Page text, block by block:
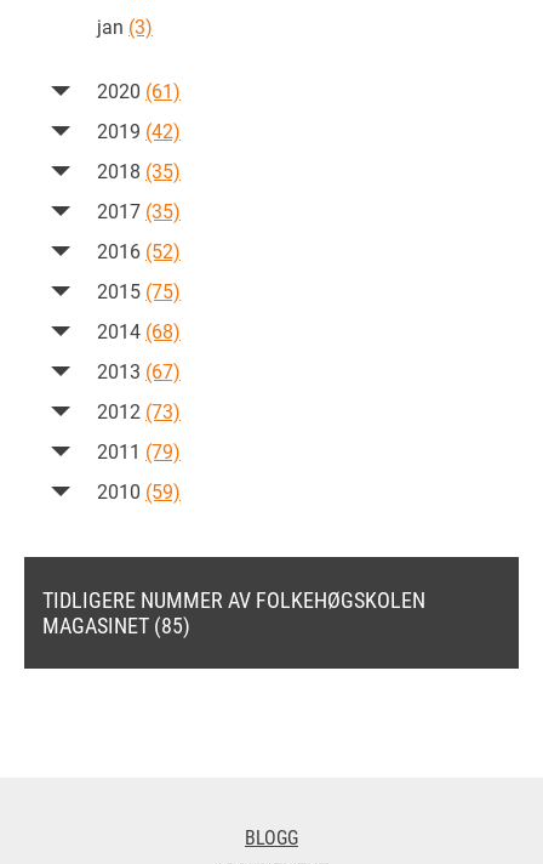
jan (3)
2020 (61)
2019 (42)
2018 (35)
2017 (35)
2016 (52)
2015 (75)
2014 (68)
2013 (67)
2012 (73)
2011 (79)
2010 (59)
TIDLIGERE NUMMER AV FOLKEHØGSKOLEN
MAGASINET (85)
BLOGG